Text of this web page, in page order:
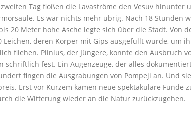
Tag floßen die Lavaströme den Vesuv hinunter
Es war nichts mehr übrig. Nach 18 Stunden
20 Meter hohe Asche legte sich über die Stadt. Von
Leichen, deren Körper mit Gips ausgefüllt wurde, um
fliehen. Plinius, der Jüngere, konnte den Ausbruch
schriftlich fest. Ein Augenzeuge, der alles
fingen die Ausgrabungen von Pompeji an. Und
Erst vor Kurzem kamen neue spektakuläre Funde
die Witterung wieder an die Natur zurückzugehen.